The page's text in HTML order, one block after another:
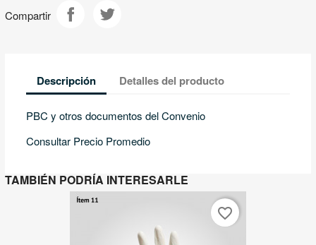
Compartir
Descripción Detalles del producto
PBC y otros documentos del Convenio
Consultar Precio Promedio
TAMBIÉN PODRÍA INTERESARLE
favorite_border